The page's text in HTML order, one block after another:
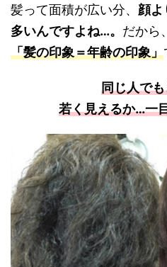
髪って面積が広い分、 顔よ
多いんですよね…。 だから、
「髪の印象＝年齢の印象」
同じ人で
若く見えるか…一